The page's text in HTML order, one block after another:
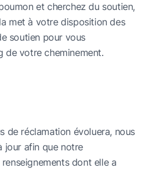
et cherchez du soutien,
met à votre disposition des
soutien pour vous
de votre cheminement.
de réclamation évoluera, nous
jour afin que notre
dont elle a